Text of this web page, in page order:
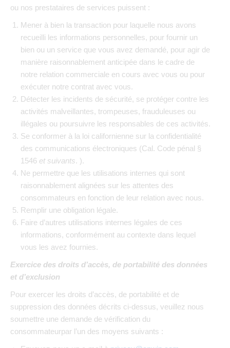
ou nos prestataires de services puissent :
Mener à bien la transaction pour laquelle nous avons
recueilli les informations personnelles, pour fournir un
bien ou un service que vous avez demandé, pour agir de
manière raisonnablement anticipée dans le cadre de
notre relation commerciale en cours avec vous ou pour
exécuter notre contrat avec vous.
Détecter les incidents de sécurité, se protéger contre les
activités malveillantes, trompeuses, frauduleuses ou
illégales ou poursuivre les responsables de ces activités.
Se conformer à la loi californienne sur la confidentialité
des communications électroniques (Cal. Code pénal §
1546 et suivants. ).
Ne permettre que les utilisations internes qui sont
raisonnablement alignées sur les attentes des
consommateurs en fonction de leur relation avec nous.
Remplir une obligation légale.
Faire d’autres utilisations internes légales de ces
informations, conformément au contexte dans lequel
vous les avez fournies.
Exercice des droits d’accès, de portabilité des données
et d’exclusion
Pour exercer les droits d’accès, de portabilité et de
suppression des données décrits ci-dessus, veuillez nous
soumettre une demande de vérification du
consommateurpar l’un des moyens suivants :